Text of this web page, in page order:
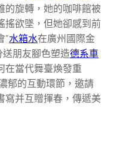
的旋轉，她的咖啡館被
搖欲墜，但她卻感到前
”水箱水在廣州國際金
朋友腳色塑造德系車
在當代舞臺煥發重
郁的互動環節，邀請
寫并互贈揮春，傳遞美